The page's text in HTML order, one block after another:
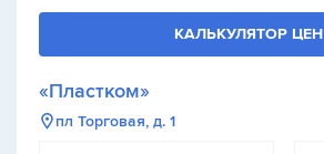
КАЛЬКУЛЯТОР ЦЕН
«Пластком»
пл Торговая, д. 1